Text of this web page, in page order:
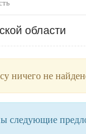
области
ничего не
следующие